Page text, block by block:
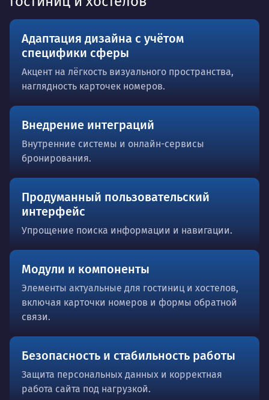
Адаптация дизайна с учётом
специфики сферы
Акцент на лёгкость визуального пространства,
наглядность карточек номеров.
Внедрение интеграций
Внутренние системы и онлайн-сервисы
бронирования.
Продуманный пользовательский
интерфейс
Упрощение поиска информации и навигации.
Модули и компоненты
Элементы актуальные для гостиниц и хостелов,
включая карточки номеров и формы обратной
связи.
Безопасность и стабильность работы
Защита персональных данных и корректная
работа сайта под нагрузкой.